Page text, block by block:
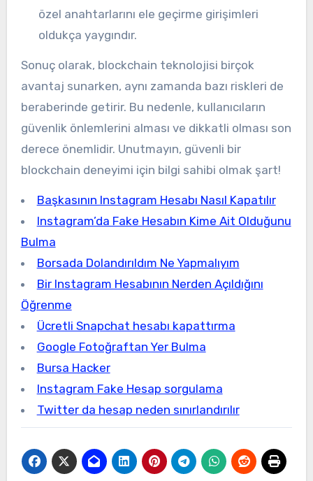
özel anahtarlarını ele geçirme girişimleri
oldukça yaygındır.
Sonuç olarak, blockchain teknolojisi birçok
avantaj sunarken, aynı zamanda bazı riskleri de
beraberinde getirir. Bu nedenle, kullanıcıların
güvenlik önlemlerini alması ve dikkatli olması son
derece önemlidir. Unutmayın, güvenli bir
blockchain deneyimi için bilgi sahibi olmak şart!
Başkasının Instagram Hesabı Nasıl Kapatılır
Instagram’da Fake Hesabın Kime Ait Olduğunu
Bulma
Borsada Dolandırıldım Ne Yapmalıyım
Bir Instagram Hesabının Nerden Açıldığını
Öğrenme
Ücretli Snapchat hesabı kapattırma
Google Fotoğraftan Yer Bulma
Bursa Hacker
Instagram Fake Hesap sorgulama
Twitter da hesap neden sınırlandırılır